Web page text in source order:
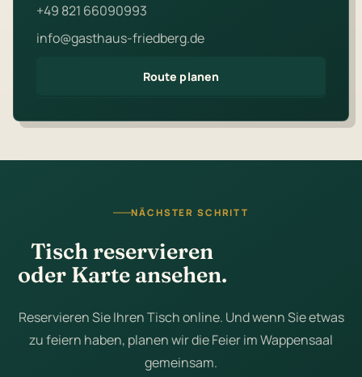
+49 821 66090993
info@gasthaus-friedberg.de
Route planen
NÄCHSTER SCHRITT
Tisch reservieren
oder Karte ansehen.
Reservieren Sie Ihren Tisch online. Und wenn Sie etwas
zu feiern haben, planen wir die Feier im Wappensaal
gemeinsam.